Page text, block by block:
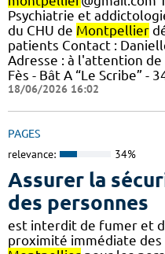
Psychiatrie et
du CHU de Montpellier
patients Contact :
Adresse : à l'attention
Fès - Bât A “Le Scribe” -
18/06/2026 16:02
PAGES
relevance: 34%
Assurer la
des personnes
est interdit de fumer et
proximité immédiate des